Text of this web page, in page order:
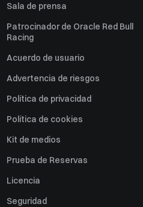
Sala de prensa
Patrocinador de Oracle Red Bull
Racing
Acuerdo de usuario
Advertencia de riesgos
Política de privacidad
Política de cookies
Kit de medios
Prueba de Reservas
Licencia
Seguridad